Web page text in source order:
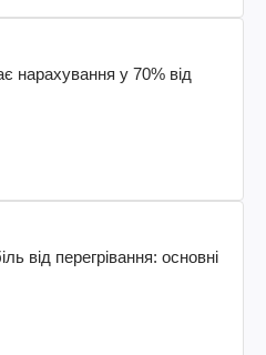
нарахування у 70% від
від перегрівання: основні